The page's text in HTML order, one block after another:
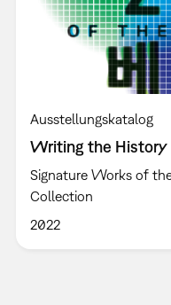
Ausstellungskatalog
Writing the History
Signature Works of
Collection
2022